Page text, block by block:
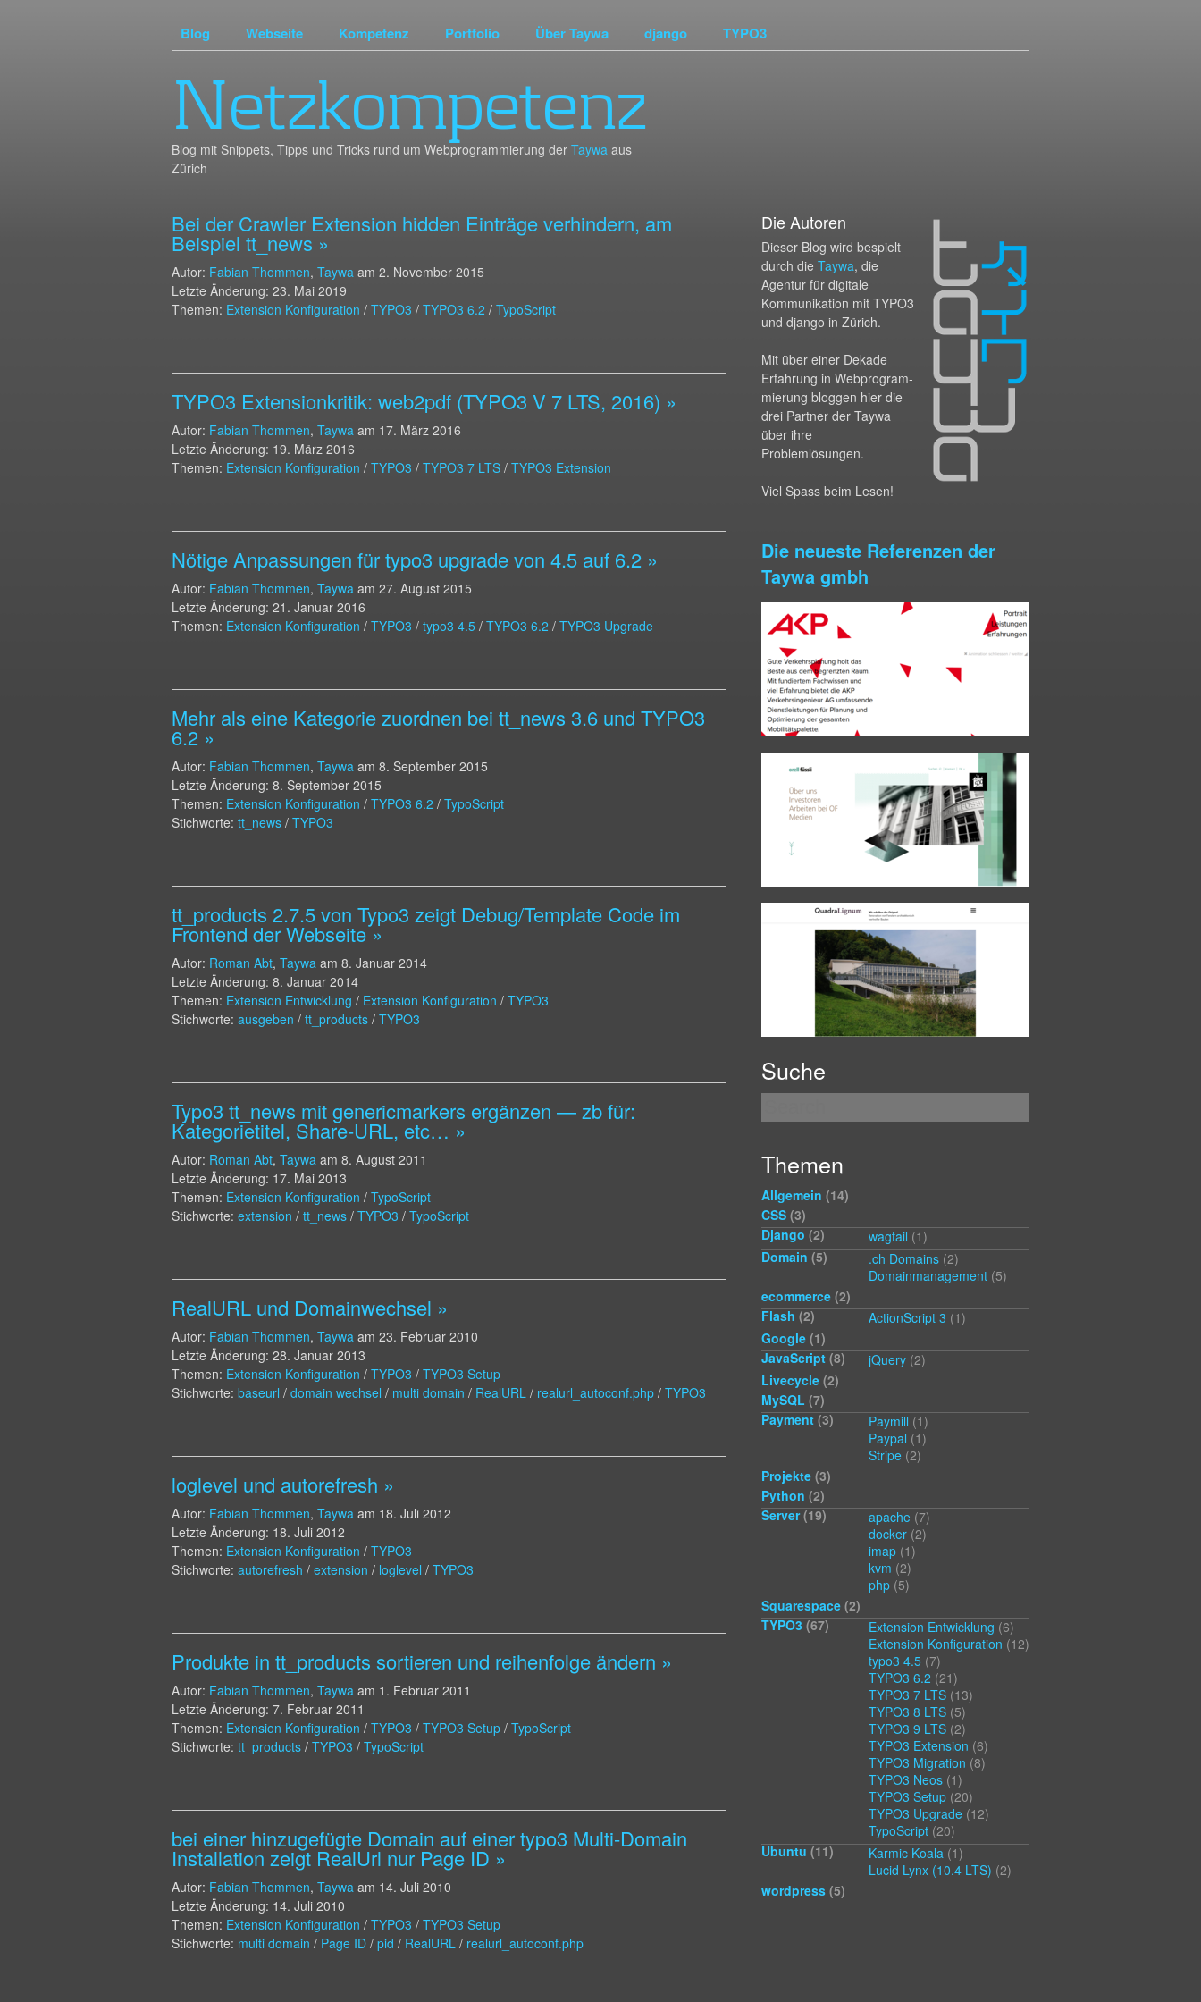
Blog Webseite Kompetenz Portfolio Über Taywa django TYPO3
Netzkompetenz
Blog mit Snippets, Tipps und Tricks rund um Webprogrammierung der Taywa aus
Zürich
Bei der Crawler Extension hidden Einträge verhindern, am
Beispiel tt_news »
Autor: Fabian Thommen, Taywa am 2. November 2015
Letzte Änderung: 23. Mai 2019
Themen: Extension Konfiguration / TYPO3 / TYPO3 6.2 / TypoScript
TYPO3 Extensionkritik: web2pdf (TYPO3 V 7 LTS, 2016) »
Autor: Fabian Thommen, Taywa am 17. März 2016
Letzte Änderung: 19. März 2016
Themen: Extension Konfiguration / TYPO3 / TYPO3 7 LTS / TYPO3 Extension
Nötige Anpassungen für typo3 upgrade von 4.5 auf 6.2 »
Autor: Fabian Thommen, Taywa am 27. August 2015
Letzte Änderung: 21. Januar 2016
Themen: Extension Konfiguration / TYPO3 / typo3 4.5 / TYPO3 6.2 / TYPO3 Upgrade
Mehr als eine Kategorie zuordnen bei tt_news 3.6 und TYPO3
6.2 »
Autor: Fabian Thommen, Taywa am 8. September 2015
Letzte Änderung: 8. September 2015
Themen: Extension Konfiguration / TYPO3 6.2 / TypoScript
Stichworte: tt_news / TYPO3
tt_products 2.7.5 von Typo3 zeigt Debug/Template Code im
Frontend der Webseite »
Autor: Roman Abt, Taywa am 8. Januar 2014
Letzte Änderung: 8. Januar 2014
Themen: Extension Entwicklung / Extension Konfiguration / TYPO3
Stichworte: ausgeben / tt_products / TYPO3
Typo3 tt_news mit genericmarkers ergänzen — zb für:
Kategorietitel, Share-URL, etc… »
Autor: Roman Abt, Taywa am 8. August 2011
Letzte Änderung: 17. Mai 2013
Themen: Extension Konfiguration / TypoScript
Stichworte: extension / tt_news / TYPO3 / TypoScript
RealURL und Domainwechsel »
Autor: Fabian Thommen, Taywa am 23. Februar 2010
Letzte Änderung: 28. Januar 2013
Themen: Extension Konfiguration / TYPO3 / TYPO3 Setup
Stichworte: baseurl / domain wechsel / multi domain / RealURL / realurl_autoconf.php / TYPO3
loglevel und autorefresh »
Autor: Fabian Thommen, Taywa am 18. Juli 2012
Letzte Änderung: 18. Juli 2012
Themen: Extension Konfiguration / TYPO3
Stichworte: autorefresh / extension / loglevel / TYPO3
Produkte in tt_products sortieren und reihenfolge ändern »
Autor: Fabian Thommen, Taywa am 1. Februar 2011
Letzte Änderung: 7. Februar 2011
Themen: Extension Konfiguration / TYPO3 / TYPO3 Setup / TypoScript
Stichworte: tt_products / TYPO3 / TypoScript
bei einer hinzugefügte Domain auf einer typo3 Multi-Domain
Installation zeigt RealUrl nur Page ID »
Autor: Fabian Thommen, Taywa am 14. Juli 2010
Letzte Änderung: 14. Juli 2010
Themen: Extension Konfiguration / TYPO3 / TYPO3 Setup
Stichworte: multi domain / Page ID / pid / RealURL / realurl_autoconf.php
Die Autoren
Dieser Blog wird bespielt
durch die Taywa, die
Agentur für digitale
Kommunikation mit TYPO3
und django in Zürich.
Mit über einer Dekade
Erfahrung in Webprogram­
mierung bloggen hier die
drei Partner der Taywa
über ihre
Problemlösungen.
Viel Spass beim Lesen!
Suche
Themen
Allgemein (14)
CSS (3)
Django (2) wagtail (1)
Domain (5) .ch Domains (2)
Domainmanagement (5)
ecommerce (2)
Flash (2) ActionScript 3 (1)
Google (1)
JavaScript (8) jQuery (2)
Livecycle (2)
MySQL (7)
Payment (3) Paymill (1)
Paypal (1)
Stripe (2)
Projekte (3)
Python (2)
Server(19) apache (7)
docker (2)
imap (1)
kvm (2)
php (5)
Squarespace (2)
TYPO3 (67) Extension Entwicklung (6)
Extension Konfiguration (12)
typo3 4.5 (7)
TYPO3 6.2 (21)
TYPO3 7 LTS (13)
TYPO3 8 LTS (5)
TYPO3 9 LTS (2)
TYPO3 Extension (6)
TYPO3 Migration (8)
TYPO3 Neos (1)
TYPO3 Setup (20)
TYPO3 Upgrade (12)
TypoScript (20)
Ubuntu (11) Karmic Koala (1)
Lucid Lynx (10.4 LTS) (2)
wordpress (5)